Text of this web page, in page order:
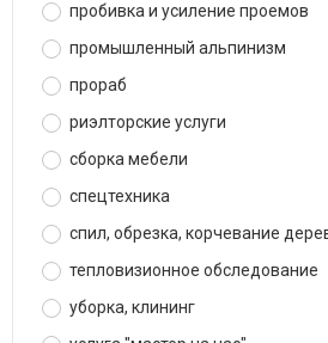
пробивка и усиление проемов
промышленный альпинизм
прораб
риэлторские услуги
сборка мебели
спецтехника
спил, обрезка, корчевание
тепловизионное обследование
уборка, клининг